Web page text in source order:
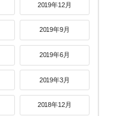
2019年12月
2019年9月
2019年6月
2019年3月
2018年12月